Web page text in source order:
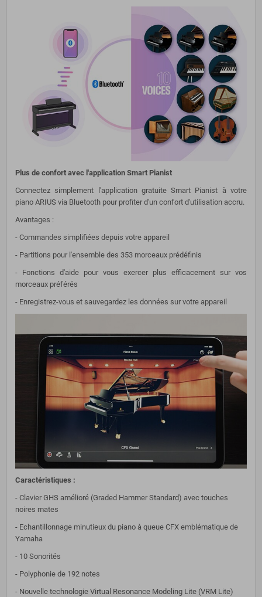
Plus de confort avec l'application Smart Pianist
Connectez simplement l'application gratuite Smart Pianist à votre
piano ARIUS via Bluetooth pour profiter d'un confort d'utilisation accru.
Avantages :
- Commandes simplifiées depuis votre appareil
- Partitions pour l'ensemble des 353 morceaux prédéfinis
- Fonctions d'aide pour vous exercer plus efficacement sur vos
morceaux préférés
- Enregistrez-vous et sauvegardez les données sur votre appareil
Caractéristiques :
- Clavier GHS amélioré (Graded Hammer Standard) avec touches
noires mates
- Echantillonnage minutieux du piano à queue CFX emblématique de
Yamaha
- 10 Sonorités
- Polyphonie de 192 notes
- Nouvelle technologie Virtual Resonance Modeling Lite (VRM Lite)